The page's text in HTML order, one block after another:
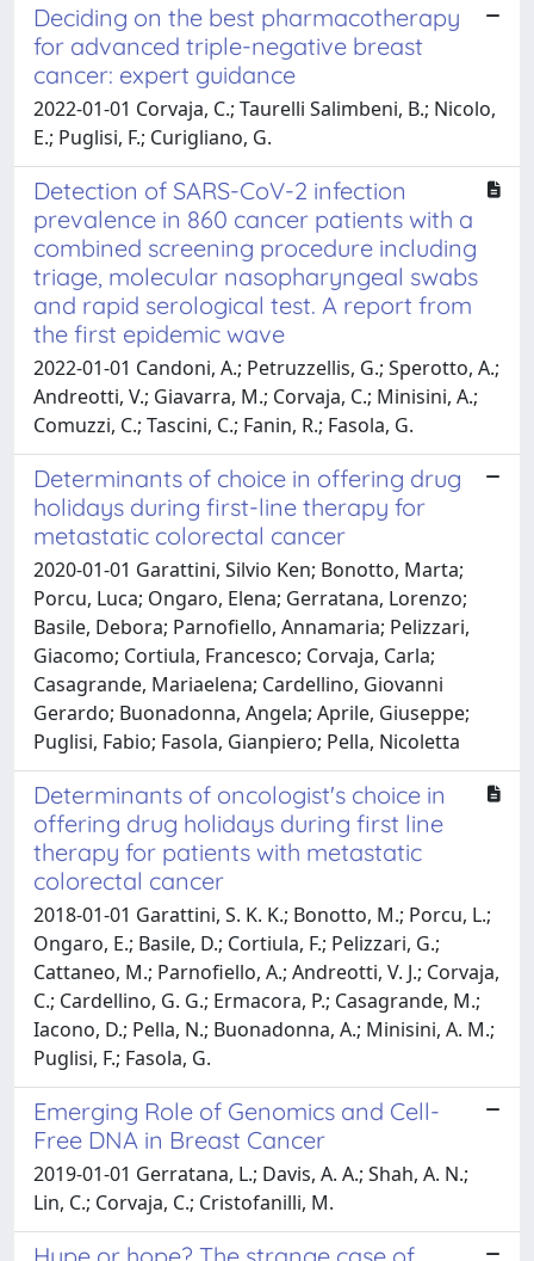
Deciding on the best pharmacotherapy
for advanced triple-negative breast
cancer: expert guidance
2022-01-01 Corvaja, C.; Taurelli Salimbeni, B.; Nicolo,
E.; Puglisi, F.; Curigliano, G.
Detection of SARS-CoV-2 infection
prevalence in 860 cancer patients with a
combined screening procedure including
triage, molecular nasopharyngeal swabs
and rapid serological test. A report from
the first epidemic wave
2022-01-01 Candoni, A.; Petruzzellis, G.; Sperotto, A.;
Andreotti, V.; Giavarra, M.; Corvaja, C.; Minisini, A.;
Comuzzi, C.; Tascini, C.; Fanin, R.; Fasola, G.
Determinants of choice in offering drug
holidays during first-line therapy for
metastatic colorectal cancer
2020-01-01 Garattini, Silvio Ken; Bonotto, Marta;
Porcu, Luca; Ongaro, Elena; Gerratana, Lorenzo;
Basile, Debora; Parnofiello, Annamaria; Pelizzari,
Giacomo; Cortiula, Francesco; Corvaja, Carla;
Casagrande, Mariaelena; Cardellino, Giovanni
Gerardo; Buonadonna, Angela; Aprile, Giuseppe;
Puglisi, Fabio; Fasola, Gianpiero; Pella, Nicoletta
Determinants of oncologist's choice in
offering drug holidays during first line
therapy for patients with metastatic
colorectal cancer
2018-01-01 Garattini, S. K. K.; Bonotto, M.; Porcu, L.;
Ongaro, E.; Basile, D.; Cortiula, F.; Pelizzari, G.;
Cattaneo, M.; Parnofiello, A.; Andreotti, V. J.; Corvaja,
C.; Cardellino, G. G.; Ermacora, P.; Casagrande, M.;
Iacono, D.; Pella, N.; Buonadonna, A.; Minisini, A. M.;
Puglisi, F.; Fasola, G.
Emerging Role of Genomics and Cell-
Free DNA in Breast Cancer
2019-01-01 Gerratana, L.; Davis, A. A.; Shah, A. N.;
Lin, C.; Corvaja, C.; Cristofanilli, M.